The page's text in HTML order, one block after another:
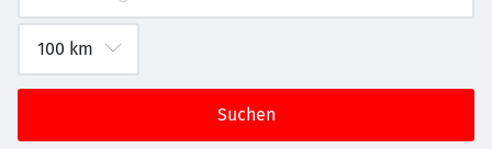
Suchen